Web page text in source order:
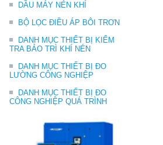
DẦU MÁY NÉN KHÍ
BỘ LỌC ĐIỀU ÁP BÔI TRƠN
DANH MỤC THIẾT BỊ KIỂM
TRA BẢO TRÌ KHÍ NÉN
DANH MỤC THIẾT BỊ ĐO
LƯỜNG CÔNG NGHIỆP
DANH MỤC THIẾT BỊ ĐO
CÔNG NGHIỆP QUÁ TRÌNH